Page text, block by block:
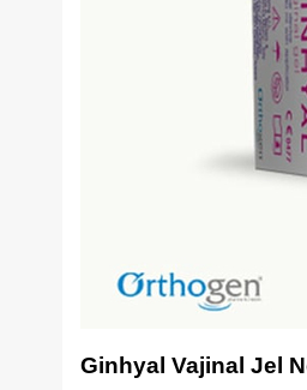
Ginhyal Vajinal Jel